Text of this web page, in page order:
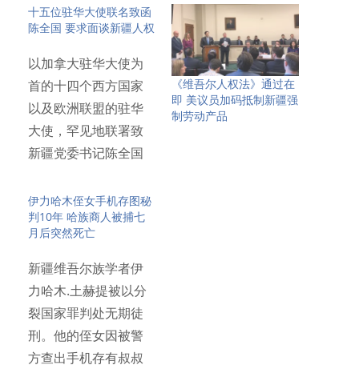
十五位驻华大使联名致函
陈全国 要求面谈新疆人权
以加拿大驻华大使为
首的十四个西方国家
以及欧洲联盟的驻华
大使，罕见地联署致
新疆党委书记陈全国
《维吾尔人权法》通过在
即 美议员加码抵制新疆强
制劳动产品
伊力哈木侄女手机存图秘
判10年 哈族商人被捕七
月后突然死亡
新疆维吾尔族学者伊
力哈木.土赫提被以分
裂国家罪判处无期徒
刑。他的侄女因被警
方查出手机存有叔叔